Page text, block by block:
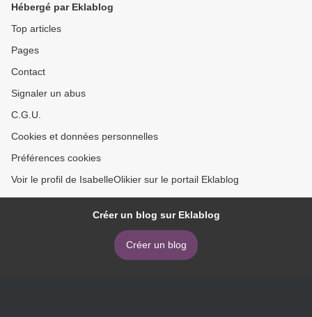
Hébergé par Eklablog
Top articles
Pages
Contact
Signaler un abus
C.G.U.
Cookies et données personnelles
Préférences cookies
Voir le profil de IsabelleOlikier sur le portail Eklablog
Créer un blog sur Eklablog
Créer un blog